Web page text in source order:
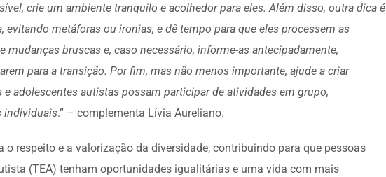
crie um ambiente tranquilo e acolhedor para eles. Além disso, outra dica é
metáforas ou ironias, e dê tempo para que eles processem as
mudanças bruscas e, caso necessário, informe-as antecipadamente,
para a transição. Por fim, mas não menos importante, ajude a criar
adolescentes autistas possam participar de atividades em grupo,
individuais.” – complementa Lívia Aureliano.
o respeito e a valorização da diversidade, contribuindo para que pessoas
(TEA) tenham oportunidades igualitárias e uma vida com mais